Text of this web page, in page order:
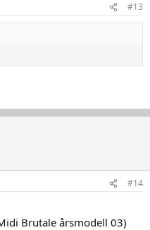
#13
#14
Brutale årsmodell 03)